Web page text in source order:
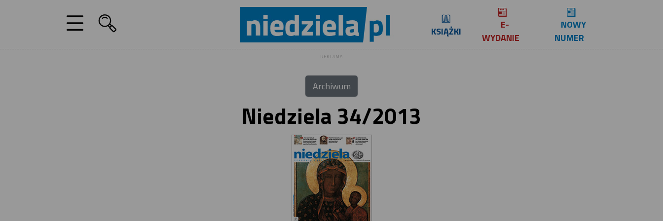
KSIĄŻKI
E-
WYDANIE
NOWY
NUMER
REKLAMA
Archiwum
Niedziela 34/2013